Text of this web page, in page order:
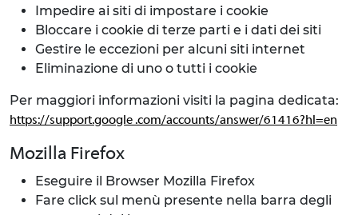
Impedire ai siti di impostare i cookie
Bloccare i cookie di terze parti e i dati dei siti
Gestire le eccezioni per alcuni siti internet
Eliminazione di uno o tutti i cookie
Per maggiori informazioni visiti la pagina dedicata:
https://support.google .com/accounts/answer/61416?hl=en
Mozilla Firefox
Eseguire il Browser Mozilla Firefox
Fare click sul menù presente nella barra degli